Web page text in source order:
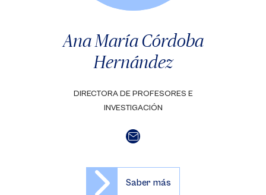
Ana María Córdoba
Hernández
DIRECTORA DE PROFESORES E
INVESTIGACIÓN
Saber más